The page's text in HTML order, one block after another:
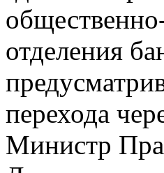
отделения
перехода
Министр